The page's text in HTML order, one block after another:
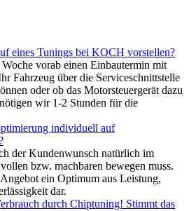
eines Tunings bei KOCH vorstellen?
vorab einen Einbautermin mit
Fahrzeug über die Serviceschnittstelle
oder ob das Motorsteuergerät dazu
wir 1-2 Stunden für die
individuell auf
der Kundenwunsch natürlich im
bzw. machbaren bewegen muss.
ein Optimum aus Leistung,
dar.
durch Chiptuning! Stimmt das